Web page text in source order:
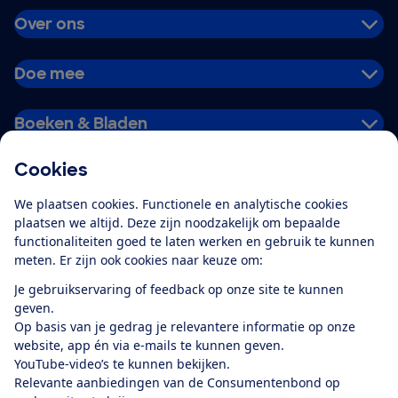
Cookies
We plaatsen cookies. Functionele en analytische cookies
plaatsen we altijd. Deze zijn noodzakelijk om bepaalde
functionaliteiten goed te laten werken en gebruik te kunnen
meten. Er zijn ook cookies naar keuze om:
Je gebruikservaring of feedback op onze site te kunnen
geven.
Op basis van je gedrag je relevantere informatie op onze
website, app én via e-mails te kunnen geven.
YouTube-video’s te kunnen bekijken.
Relevante aanbiedingen van de Consumentenbond op
Over ons
Doe mee
Boeken & Bladen
Alles over de
app
Algemene Voorwaarden
Privacyverklaring
Cookiebeleid
Privacyvoorkeuren
Toegankelijkheid